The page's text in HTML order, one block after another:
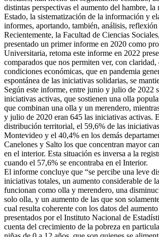
distintas perspectivas el aumento del hambre, la
Estado, la sistematización de la información y
informes, aportando, también, análisis, reflexión
Recientemente, la Facultad de Ciencias
presentado un primer informe en 2020 como
Universitaria, retoma este informe en 2022
comparados que nos permiten ver, con claridad,
condiciones económicas, que en pandemia
espontánea de las iniciativas solidarias, se
Según este informe, entre junio y julio de 2022
iniciativas activas, que sostienen una olla
que combinan una olla y un merendero,
y julio de 2020 eran 645 las iniciativas activas.
distribución territorial, el 59,6% de las
Montevideo y el 40,4% en los demás
Canelones y Salto los que concentran mayor
en el interior. Esta situación es inversa a la
cuando el 57,6% se encontraba en el Interior.
El informe concluye que “se percibe una leve
iniciativas totales, un aumento considerable de
funcionan como olla y merendero, una
solo olla, y un aumento de las que son
cual resulta coherente con los datos del
presentados por el Instituto Nacional de
cuenta del crecimiento de la pobreza en